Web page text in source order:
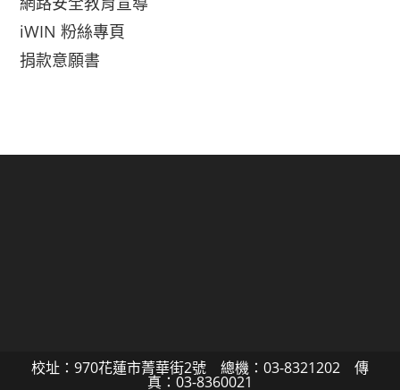
iWIN 粉絲專頁
捐款意願書
校址：970花蓮市菁華街2號 總機：03-8321202 傳
真：03-8360021